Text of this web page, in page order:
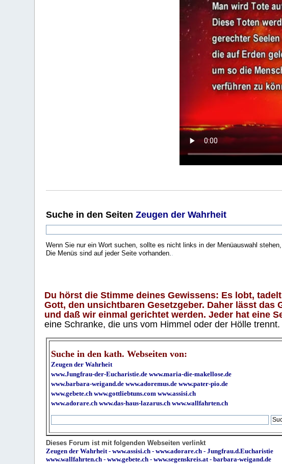
Suche in den SeitenZeugen der Wahrheit
Wenn Sie nur ein Wort suchen, sollte es nicht links in der Menüauswahl
Die Menüs sind auf jeder Seite vorhanden..
Du hörst die Stimme deines Gewissens: Es lobt,
Gott, den unsichtbaren Gesetzgeber. Daher lässt
und daß wir einmal gerichtet werden. Jeder hat eine
eine Schranke, die uns vom Himmel oder der Hölle
Suche in den kath. Webseiten von:
Zeugen der Wahrheit
www.Jungfrau-der-Eucharistie.de www.maria-die-makellose.de
www.barbara-weigand.de www.adoremus.de www.pater-pio.de
www.gebete.ch www.gottliebtuns.com www.assisi.ch
www.adorare.ch www.das-haus-lazarus.ch www.wallfahrten.ch
Dieses Forum ist mit folgenden Webseiten verlinkt
Zeugen der Wahrheit-www.assisi.ch -www.adorare.ch -Jungfrau.d.Eucharistie
www.wallfahrten.ch -www.gebete.ch -www.segenskreis.at-barbara-weigand.de